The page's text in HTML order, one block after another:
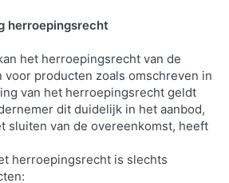
herroepingsrecht
het herroepingsrecht van de
producten zoals omschreven in
van het herroepingsrecht geldt
dit duidelijk in het aanbod,
sluiten van de overeenkomst, heeft
herroepingsrecht is slechts